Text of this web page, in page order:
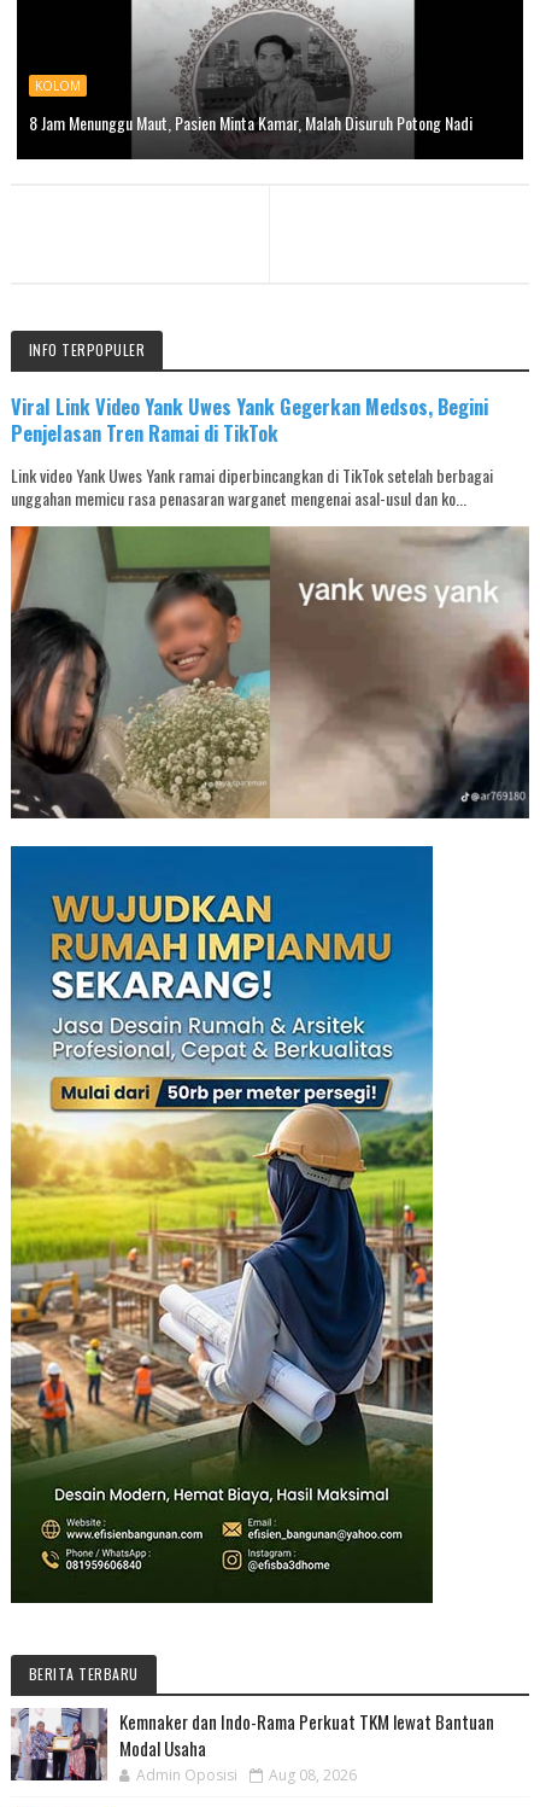
KOLOM
8 Jam Menunggu Maut, Pasien Minta Kamar, Malah Disuruh Potong Nadi
INFO TERPOPULER
Viral Link Video Yank Uwes Yank Gegerkan Medsos, Begini
Penjelasan Tren Ramai di TikTok
Link video Yank Uwes Yank ramai diperbincangkan di TikTok setelah berbagai
unggahan memicu rasa penasaran warganet mengenai asal-usul dan ko...
BERITA TERBARU
Kemnaker dan Indo-Rama Perkuat TKM lewat Bantuan
Modal Usaha
Admin Oposisi Aug 08, 2026